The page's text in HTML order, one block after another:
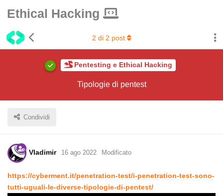
Ethical Hacking
Pentesting e Ethical Hacking
Tipologie di pentest
Condividi
2 di 2 post
Vladimir 16 ago 2022 Modificato
https://cyberment.it/penetration-test/i-penetration-test-sono-
tutti-uguali-le-diverse-tipologie-di-pentest/